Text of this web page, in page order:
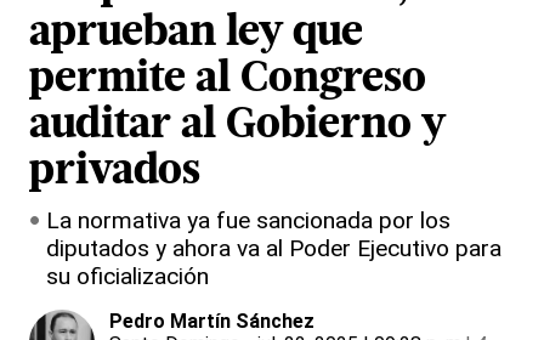
aprueban ley que
permite al Congreso
auditar al Gobierno y
privados
La normativa ya fue sancionada por los
diputados y ahora va al Poder Ejecutivo para
su oficialización
Pedro Martín Sánchez